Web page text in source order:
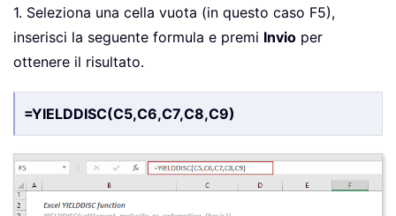
1. Seleziona una cella vuota (in questo caso F5),
inserisci la seguente formula e premi Invio per
ottenere il risultato.
=YIELDDISC(C5,C6,C7,C8,C9)